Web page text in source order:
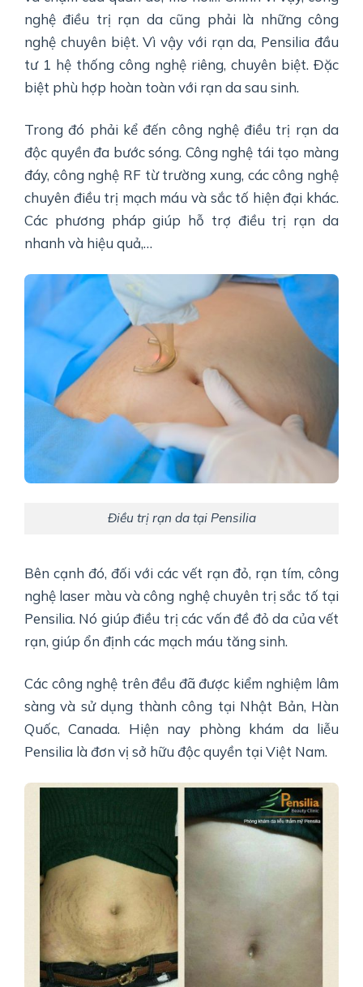
nghệ điều trị rạn da cũng phải là những công
nghệ chuyên biệt. Vì vậy với rạn da, Pensilia đầu
tư 1 hệ thống công nghệ riêng, chuyên biệt. Đặc
biệt phù hợp hoàn toàn với rạn da sau sinh.
Trong đó phải kể đến công nghệ điều trị rạn da
độc quyền đa bước sóng. Công nghệ tái tạo màng
đáy, công nghệ RF từ trường xung, các công nghệ
chuyên điều trị mạch máu và sắc tố hiện đại khác.
Các phương pháp giúp hỗ trợ điều trị rạn da
nhanh và hiệu quả,…
Điều trị rạn da tại Pensilia
Bên cạnh đó, đối với các vết rạn đỏ, rạn tím, công
nghệ laser màu và công nghệ chuyên trị sắc tố tại
Pensilia. Nó giúp điều trị các vấn đề đỏ da của vết
rạn, giúp ổn định các mạch máu tăng sinh.
Các công nghệ trên đều đã được kiểm nghiệm lâm
sàng và sử dụng thành công tại Nhật Bản, Hàn
Quốc, Canada. Hiện nay phòng khám da liễu
Pensilia là đơn vị sở hữu độc quyền tại Việt Nam.